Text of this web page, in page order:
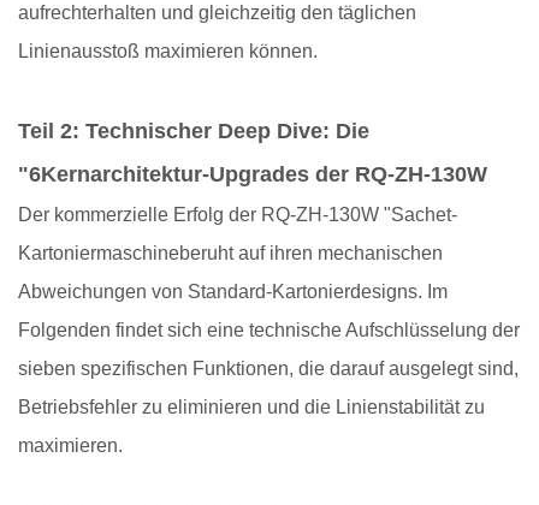
aufrechterhalten und gleichzeitig den täglichen
Linienausstoß maximieren können.
Teil 2: Technischer Deep Dive: Die
"6Kernarchitektur-Upgrades der RQ-ZH-130W
Der kommerzielle Erfolg der RQ-ZH-130W "Sachet-
Kartoniermaschineberuht auf ihren mechanischen
Abweichungen von Standard-Kartonierdesigns. Im
Folgenden findet sich eine technische Aufschlüsselung der
sieben spezifischen Funktionen, die darauf ausgelegt sind,
Betriebsfehler zu eliminieren und die Linienstabilität zu
maximieren.